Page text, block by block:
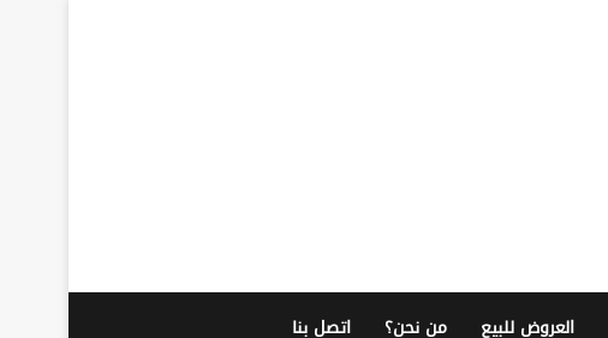
العروض للبيع من نحن؟ اتصل بنا